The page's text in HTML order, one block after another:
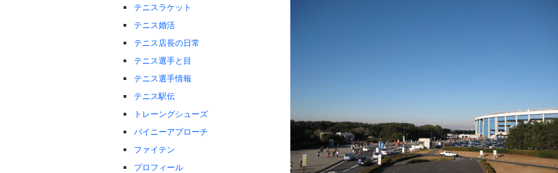
テニスラケット
テニス婚活
テニス店長の日常
テニス選手と目
テニス選手情報
テニス駅伝
トレーングシューズ
バイニーアプローチ
ファイテン
プロフィール